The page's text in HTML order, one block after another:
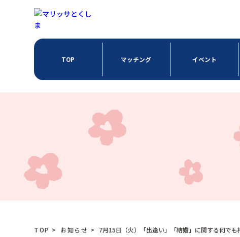
TOP マッチング イベント
TOP > お知らせ > 7月15日（火）「出逢い」「結婚」に関する何で